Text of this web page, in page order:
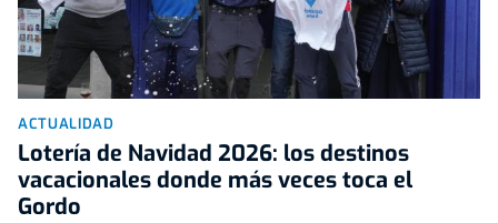
ACTUALIDAD
Lotería de Navidad 2026: los destinos
vacacionales donde más veces toca el
Gordo